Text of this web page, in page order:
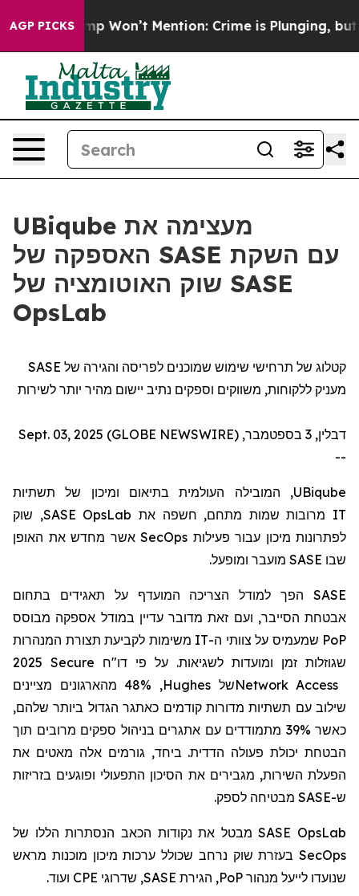
AGP PICKSTrump Won’t Mention: Crime is Plunging, but
UBiqube מעצימה את
האספקה של SASE עם השקת
שוק האוטומציה של SASE
OpsLab
קטלוג של תרחישי שימוש שמוכנים לפריסה והגירה של SASE
מעניק ללקוחות, משווקים וספקים נתיב יישום מהיר יותר לשירות
דבלין, 3 בספטמבר, Sept. 03, 2025 (GLOBE NEWSWIRE)
--
UBiqube, המובילה העולמית בתיאום ומיכון של תשתיות
IT מרובות שמות מתחם, חשפה את SASE OpsLab, שוק
לפתרונות מיכון עבור פעילות SecOps אשר מחדש את האופן
שבו SASE מועבר ומופעל.
SASE הפך למודל הצריכה המועדף על תאגידים בתחום
אבטחת הסייבר, ועם זאת מדובר עדיין במודל אספקה מבוסס
PoP שמעמיס על צוותי ה-IT משימות לקביעת תצורת המנהרות
שגוזלות זמן ומועדות לשגיאות. על פי דו"ח 2025 Secure
Network Accessשל Hughes
, 48% מהארגונים מציינים
שילוב עם תשתיות מדורות קודמים כאתגר הגדול ביותר שלהם,
כאשר 39% מתמודדים עם אתגרים בניהול ספקים מרובים תוך
הבטחת יכולת פעולה הדדית. ביחד, גורמים אלה מאטים את
הפעלת השירות, מגבירים את הסיכון התפעולי ופוגעים בזריזות
ש-SASE מבטיחה לספק.
SASE OpsLabמבטל את נקודות הכאב הנסתרות הללו של
SecOps בעזרת שוק נרחב שכולל ערכות מיכון מוכנות מראש
שנועדו לייעל מנהור PoP, הגירת SASE, שדרוגי CPE ועוד.